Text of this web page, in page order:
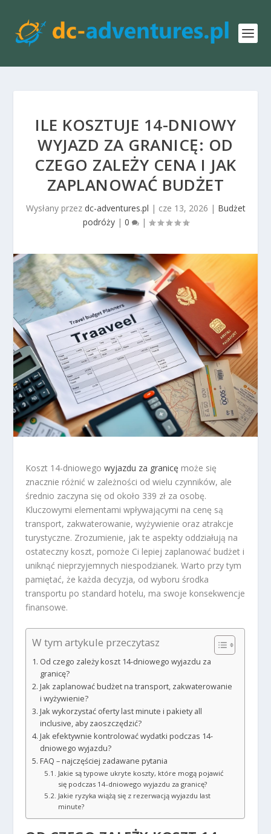
ILE KOSZTUJE 14-DNIOWY
WYJAZD ZA GRANICĘ: OD
CZEGO ZALEŻY CENA I JAK
ZAPLANOWAĆ BUDŻET
Wysłany przez dc-adventures.pl | cze 13, 2026 | Budżet
podróży| 0 |
Koszt 14-dniowegowyjazdu za granicę może się
znacznie różnić w zależności od wielu czynników, ale
średnio zaczyna się od około 339 zł za osobę.
Kluczowymi elementami wpływającymi na cenę są
transport, zakwaterowanie, wyżywienie oraz atrakcje
turystyczne. Zrozumienie, jak te aspekty oddziałują na
ostateczny koszt, pomoże Ci lepiej zaplanować budżet i
uniknąć nieprzyjemnych niespodzianek. Warto przy tym
pamiętać, że każda decyzja, od wyboru środka
transportu po standard hotelu, ma swoje konsekwencje
finansowe.
W tym artykule przeczytasz
Od czego zależy koszt 14-dniowego wyjazdu za
granicę?
Jak zaplanować budżet na transport, zakwaterowanie
i wyżywienie?
Jak wykorzystać oferty last minute i pakiety all
inclusive, aby zaoszczędzić?
Jak efektywnie kontrolować wydatki podczas 14-
dniowego wyjazdu?
FAQ – najczęściej zadawane pytania
Jakie są typowe ukryte koszty, które mogą pojawić
się podczas 14-dniowego wyjazdu za granicę?
Jakie ryzyka wiążą się z rezerwacją wyjazdu last
minute?